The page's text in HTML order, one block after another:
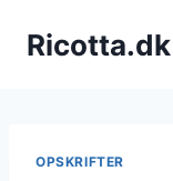
Ricotta.dk
OPSKRIFTER